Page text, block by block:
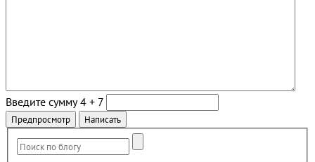
Введите сумму 4 + 7